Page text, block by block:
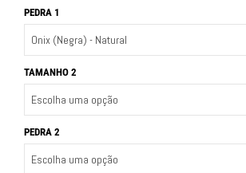
PEDRA 1
TAMANHO 2
PEDRA 2